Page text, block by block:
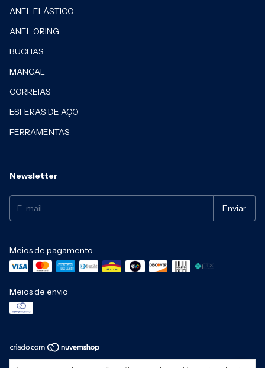
ANEL ELÁSTICO
ANEL ORING
BUCHAS
MANCAL
CORREIAS
ESFERAS DE AÇO
FERRAMENTAS
Newsletter
Meios de pagamento
Meios de envio
Copyright C3 Multimarcas - 52187411000131 - 2026. Todos os direitos